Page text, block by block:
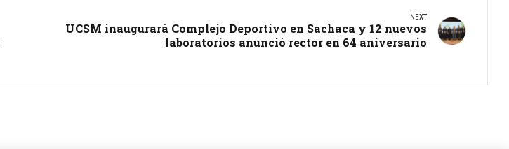
NEXT
UCSM inaugurará Complejo Deportivo en Sachaca y 12 nuevos
laboratorios anunció rector en 64 aniversario